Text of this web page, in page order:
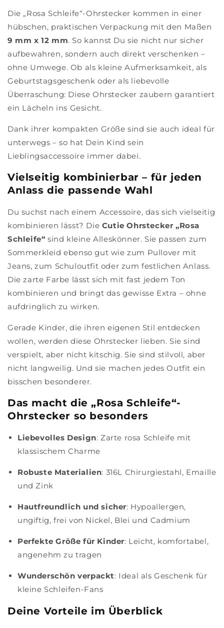
Die „Rosa Schleife“-Ohrstecker kommen in einer
hübschen, praktischen Verpackung mit den Maßen
9 mm x 12 mm. So kannst Du sie nicht nur sicher
aufbewahren, sondern auch direkt verschenken –
ohne Umwege. Ob als kleine Aufmerksamkeit, als
Geburtstagsgeschenk oder als liebevolle
Überraschung: Diese Ohrstecker zaubern garantiert
ein Lächeln ins Gesicht.
Dank ihrer kompakten Größe sind sie auch ideal für
unterwegs – so hat Dein Kind sein
Lieblingsaccessoire immer dabei.
Vielseitig kombinierbar – für jeden
Anlass die passende Wahl
Du suchst nach einem Accessoire, das sich vielseitig
kombinieren lässt? Die Cutie Ohrstecker „Rosa
Schleife“ sind kleine Alleskönner. Sie passen zum
Sommerkleid ebenso gut wie zum Pullover mit
Jeans, zum Schuloutfit oder zum festlichen Anlass.
Die zarte Farbe lässt sich mit fast jedem Ton
kombinieren und bringt das gewisse Extra – ohne
aufdringlich zu wirken.
Gerade Kinder, die ihren eigenen Stil entdecken
wollen, werden diese Ohrstecker lieben. Sie sind
verspielt, aber nicht kitschig. Sie sind stilvoll, aber
nicht langweilig. Und sie machen jedes Outfit ein
bisschen besonderer.
Das macht die „Rosa Schleife“-
Ohrstecker so besonders
Liebevolles Design: Zarte rosa Schleife mit
klassischem Charme
Robuste Materialien: 316L Chirurgiestahl, Emaille
und Zink
Hautfreundlich und sicher: Hypoallergen,
ungiftig, frei von Nickel, Blei und Cadmium
Perfekte Größe für Kinder: Leicht, komfortabel,
angenehm zu tragen
Wunderschön verpackt: Ideal als Geschenk für
kleine Schleifen-Fans
Deine Vorteile im Überblick